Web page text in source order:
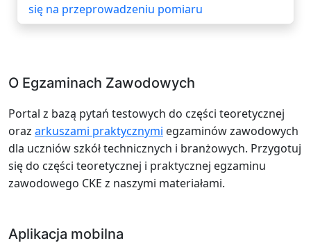
się na przeprowadzeniu pomiaru
O Egzaminach Zawodowych
Portal z bazą pytań testowych do części teoretycznej
oraz arkuszami praktycznymi egzaminów zawodowych
dla uczniów szkół technicznych i branżowych. Przygotuj
się do części teoretycznej i praktycznej egzaminu
zawodowego CKE z naszymi materiałami.
Aplikacja mobilna